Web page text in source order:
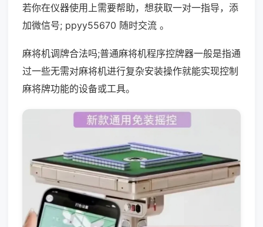
若你在仪器使用上需要帮助，想获取一对一指导，添
加微信号; ppyy55670 随时交流 。
麻将机调牌合法吗;普通麻将机程序控牌器一般是指通
过一些无需对麻将机进行复杂安装操作就能实现控制
麻将牌功能的设备或工具。